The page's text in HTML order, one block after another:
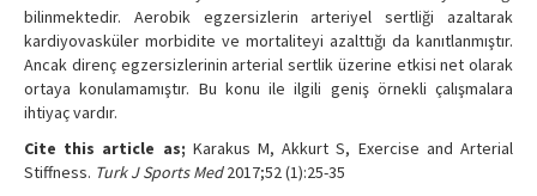
bilinmektedir. Aerobik egzersizlerin arteriyel sertliği azaltarak
kardiyovasküler morbidite ve mortaliteyi azalttığı da kanıtlanmıştır.
Ancak direnç egzersizlerinin arterial sertlik üzerine etkisi net olarak
ortaya konulamamıştır. Bu konu ile ilgili geniş örnekli çalışmalara
ihtiyaç vardır.
Cite this article as; Karakus M, Akkurt S, Exercise and Arterial
Stiffness. Turk J Sports Med2017;52 (1):25-35